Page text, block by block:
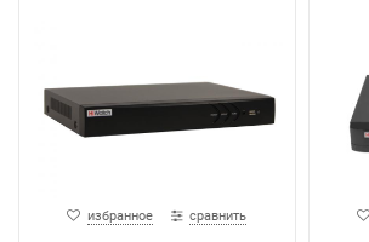
избранное сравнить